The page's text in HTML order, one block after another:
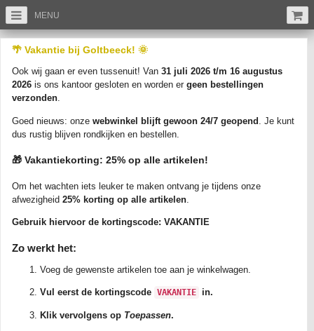
MENU
Ansichtkaarten Blokzijl (OV)
BLOKZIJL - Zeedijk (Antieke gevel)
(Artikelnr: A14754)
Vergroot
BLOKZIJL - Zeedijk (Antieke gevel). Gelopen/beschreven/verzonden 1943.
De rechte lijnen die soms op de scan te zien zijn, komen door de scanner en
staan niet op de ansichtkaart zelf.
🌴 Vakantie bij Goltbeeck! 🌞
Ook wij gaan er even tussenuit! Van 31 juli 2026 t/m 16 augustus
2026is ons kantoor gesloten en worden er geen bestellingen
verzonden.
Goed nieuws: onze webwinkel blijft gewoon 24/7 geopend . Je kunt
dus rustig blijven rondkijken en bestellen.
🎁 Vakantiekorting: 25% op alle artikelen!
Om het wachten iets leuker te maken ontvang je tijdens onze
afwezigheid 25% korting op alle artikelen.
Gebruik hiervoor de kortingscode: VAKANTIE
Zo werkt het:
Voeg de gewenste artikelen toe aan je winkelwagen.
Vul eerst de kortingscode VAKANTIE in.
Klik vervolgens op Toepassen.